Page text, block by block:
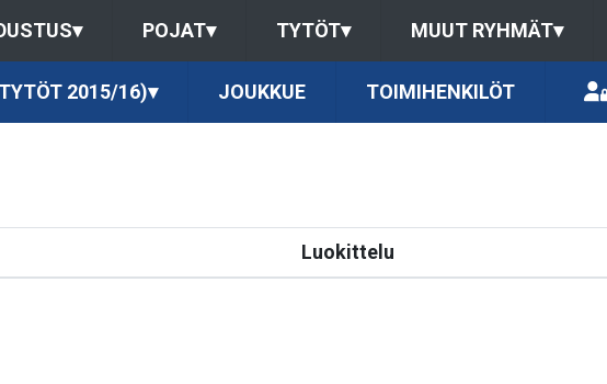
▾ POJAT▾ TYTÖT▾ MUUT RYHMÄT▾
2015/16)▾ JOUKKUE TOIMIHENKILÖT
Luokittelu